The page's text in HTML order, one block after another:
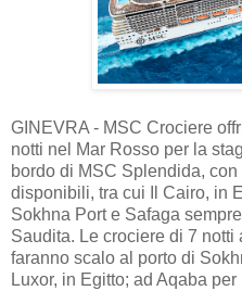
GINEVRA - MSC Crociere
notti nel Mar Rosso per la
bordo di MSC Splendida,
disponibili, tra cui Il Cairo, in
Sokhna Port e Safaga
Saudita. Le crociere di 7
faranno scalo al porto di
Luxor, in Egitto; ad Aqaba